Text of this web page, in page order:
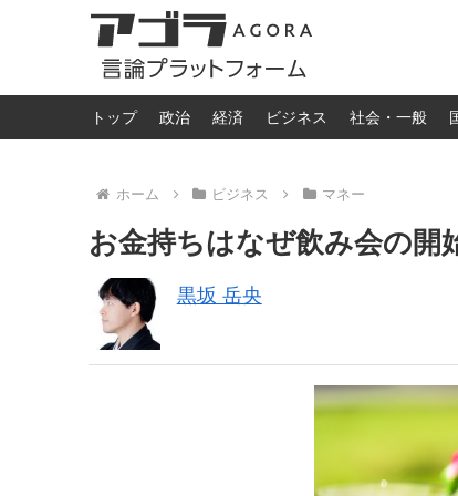
トップ 政治 経済 ビジネス 社会・一般
ホーム ビジネス マネー
お金持ちはなぜ飲み会の開
黒坂 岳央